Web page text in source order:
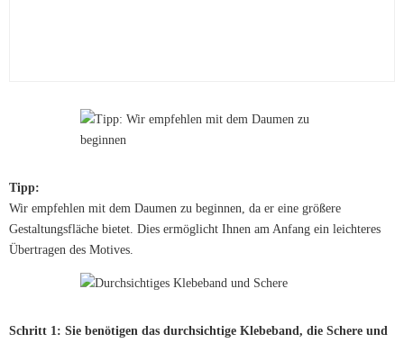
Tipp:
Wir empfehlen mit dem Daumen zu beginnen, da er eine größere
Gestaltungsfläche bietet. Dies ermöglicht Ihnen am Anfang ein leichteres
Übertragen des Motives.
Schritt 1: Sie benötigen das durchsichtige Klebeband, die Schere und